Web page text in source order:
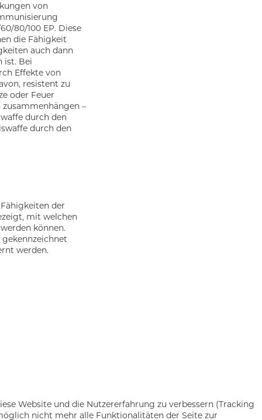
von
80/100 EP. Diese
die Fähigkeit
auch dann
ist. Bei
Effekte von
resistent zu
oder Feuer
–
durch den
durch den
der
mit welchen
können.
gekennzeichnet
werden.
Website und die Nutzererfahrung zu verbessern (Tracking
nicht mehr alle Funktionalitäten der Seite zur